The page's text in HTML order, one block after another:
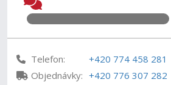
Telefon:
+420 774 458 281
Objednávky: +420 776 307 282